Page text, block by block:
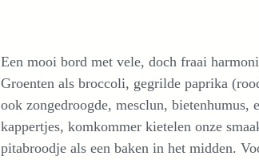
Een mooi bord met vele, doch fraai
Groenten als broccoli, gegrilde paprika
ook zongedroogde, mesclun, bietenhumus,
kappertjes, komkommer kietelen onze
pitabroodje als een baken in het midden.